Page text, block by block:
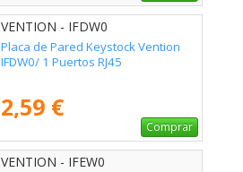
VENTION - IFDW0
Placa de Pared Keystock Vention
IFDW0/ 1 Puertos RJ45
2,59 €
Comprar
VENTION - IFEW0